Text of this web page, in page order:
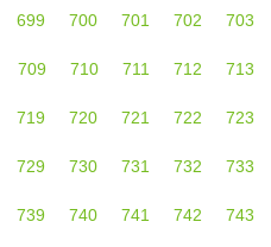
699 700 701 702 703
709 710 711 712 713
719 720 721 722 723
729 730 731 732 733
739 740 741 742 743